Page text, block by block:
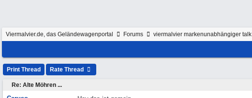
Viermalvier.de, das Geländewagenportal Forums viermalvier markenunabhängiger talk
Print Thread Rate Thread
Re: Alte Möhren ...